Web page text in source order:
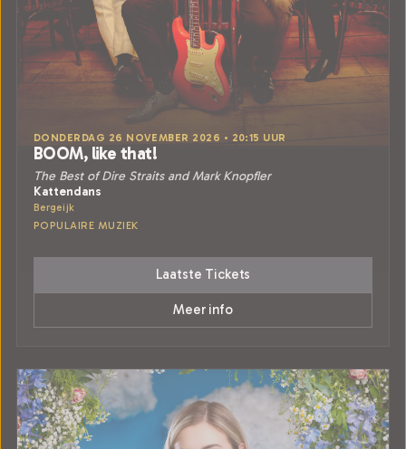
DONDERDAG 26 NOVEMBER 2026 • 20:15 UUR
BOOM, like that!
The Best of Dire Straits and Mark Knopfler
Kattendans
Bergeijk
POPULAIRE MUZIEK
Laatste Tickets
Meer info